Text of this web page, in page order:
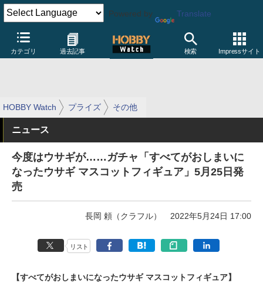
Powered by Translate
カテゴリ 過去記事 検索 Impressサイト
HOBBY Watch プライズ その他
ニュース
今度はウサギが……ガチャ「すべてがおしまいに
なったウサギ マスコットフィギュア」5月25日発
売
長岡 頼（クラフル） 2022年5月24日 17:00
リスト
【すべてがおしまいになったウサギ マスコットフィギュア】